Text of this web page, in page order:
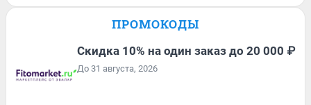
ПРОМОКОДЫ
Скидка 10% на один заказ до 20 000 ₽
До 31 августа, 2026